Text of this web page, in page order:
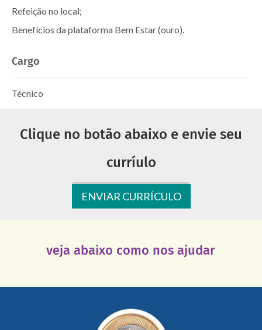
Refeição no local;
Benefícios da plataforma Bem Estar (ouro).
Cargo
Técnico
Clique no botão abaixo e envie seu
curríulo
ENVIAR CURRÍCULO
veja abaixo como nos ajudar